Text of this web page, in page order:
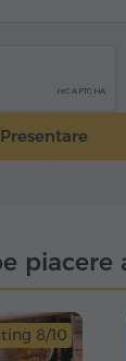
Presentare
piacere
8/10